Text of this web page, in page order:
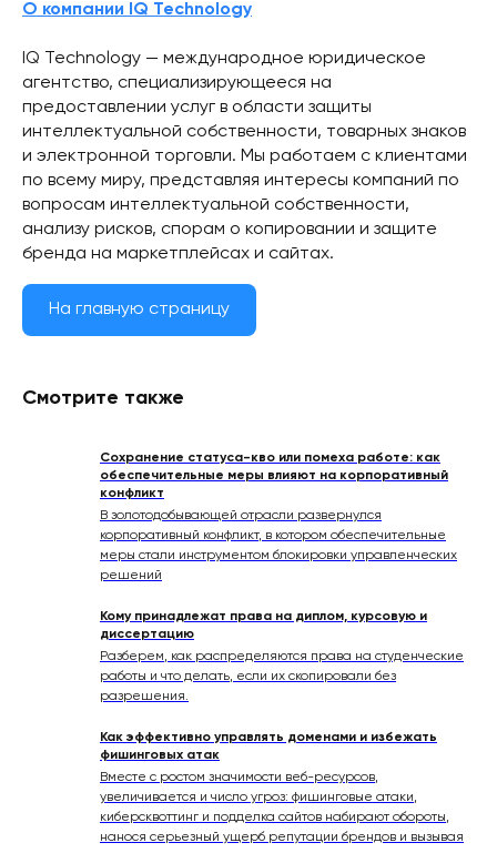
О компании IQ Technology
IQ Technology — международное юридическое
агентство, специализирующееся на
предоставлении услуг в области защиты
интеллектуальной собственности, товарных знаков
и электронной торговли. Мы работаем с клиентами
по всему миру, представляя интересы компаний по
вопросам интеллектуальной собственности,
анализу рисков, спорам о копировании и защите
бренда на маркетплейсах и сайтах.
На главную страницу
Смотрите также
Сохранение статуса-кво или помеха работе: как
обеспечительные меры влияют на корпоративный
конфликт
В золотодобывающей отрасли развернулся
корпоративный конфликт, в котором обеспечительные
меры стали инструментом блокировки управленческих
решений
Кому принадлежат права на диплом, курсовую и
диссертацию
Разберем, как распределяются права на студенческие
работы и что делать, если их скопировали без
разрешения.
Как эффективно управлять доменами и избежать
фишинговых атак
Вместе с ростом значимости веб-ресурсов,
увеличивается и число угроз: фишинговые атаки,
киберсквоттинг и подделка сайтов набирают обороты,
нанося серьезный ущерб репутации брендов и вызывая